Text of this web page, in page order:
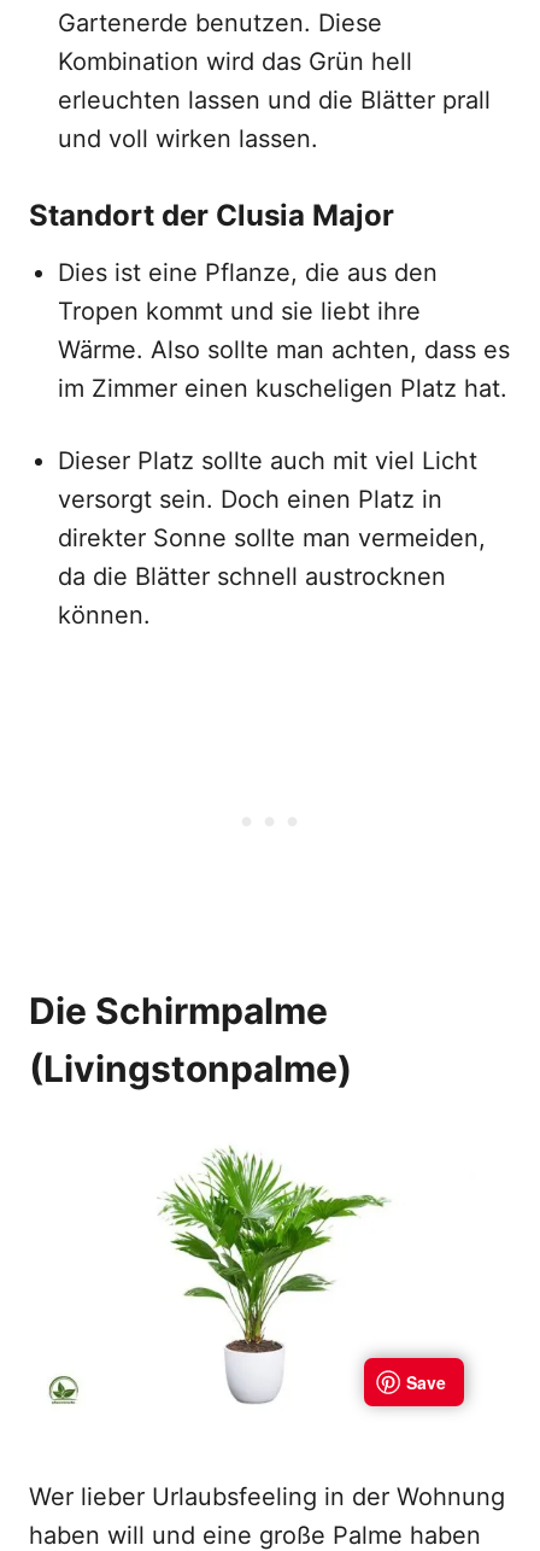
Gartenerde benutzen. Diese
Kombination wird das Grün hell
erleuchten lassen und die Blätter prall
und voll wirken lassen.
Standort der Clusia Major
Dies ist eine Pflanze, die aus den
Tropen kommt und sie liebt ihre
Wärme. Also sollte man achten, dass es
im Zimmer einen kuscheligen Platz hat.
Dieser Platz sollte auch mit viel Licht
versorgt sein. Doch einen Platz in
direkter Sonne sollte man vermeiden,
da die Blätter schnell austrocknen
können.
Die Schirmpalme
(Livingstonpalme)
Wer lieber Urlaubsfeeling in der Wohnung
haben will und eine große Palme haben